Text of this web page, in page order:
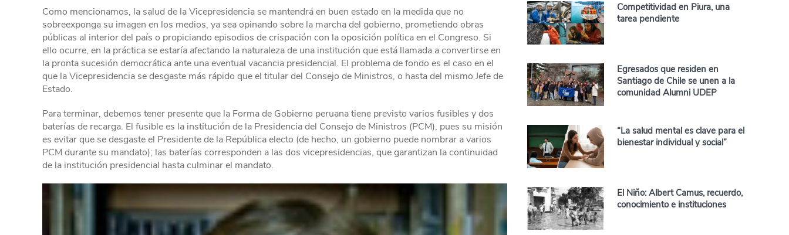
Como mencionamos, la salud de la Vicepresidencia se mantendrá en buen estado en la medida que no
sobreexponga su imagen en los medios, ya sea opinando sobre la marcha del gobierno, prometiendo obras
públicas al interior del país o propiciando episodios de crispación con la oposición política en el Congreso. Si
ello ocurre, en la práctica se estaría afectando la naturaleza de una institución que está llamada a convertirse en
la pronta sucesión democrática ante una eventual vacancia presidencial. El problema de fondo es el caso en el
que la Vicepresidencia se desgaste más rápido que el titular del Consejo de Ministros, o hasta del mismo Jefe de
Estado.
Para terminar, debemos tener presente que la Forma de Gobierno peruana tiene previsto varios fusibles y dos
baterías de recarga. El fusible es la institución de la Presidencia del Consejo de Ministros (PCM), pues su misión
es evitar que se desgaste el Presidente de la República electo (de hecho, un gobierno puede nombrar a varios
PCM durante su mandato); las baterías corresponden a las dos vicepresidencias, que garantizan la continuidad
de la institución presidencial hasta culminar el mandato.
Competitividad en Piura, una
tarea pendiente
Egresados que residen en
Santiago de Chile se unen a la
comunidad Alumni UDEP
“La salud mental es clave para el
bienestar individual y social”
El Niño: Albert Camus, recuerdo,
conocimiento e instituciones